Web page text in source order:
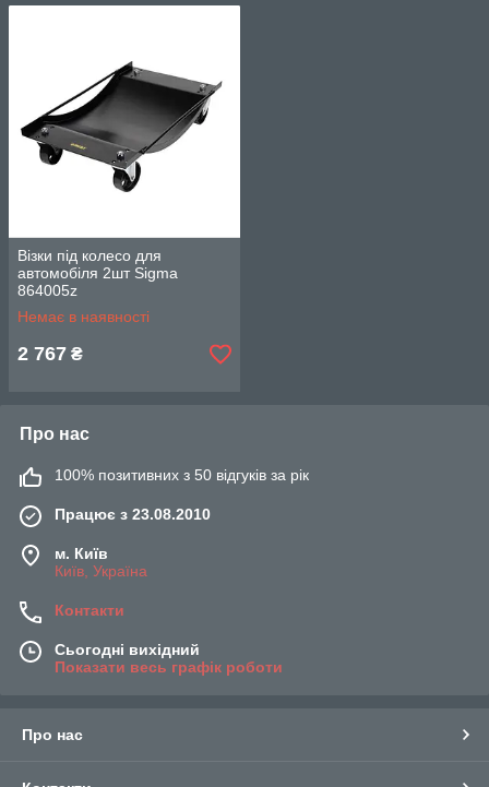
Візки під колесо для
автомобіля 2шт Sigma
864005z
Немає в наявності
2 767 ₴
Про нас
100% позитивних з 50 відгуків за рік
Працює з 23.08.2010
м. Київ
Київ, Україна
Контакти
Сьогодні вихідний
Показати весь графік роботи
Про нас